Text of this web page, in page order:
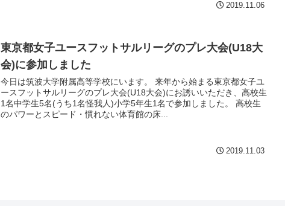
2019.11.06
東京都女子ユースフットサルリーグのプレ大会(U18大
会)に参加しました
今日は筑波大学附属高等学校にいます。 来年から始まる東京都女子ユ
ースフットサルリーグのプレ大会(U18大会)にお誘いいただき、高校生
1名中学生5名(うち1名怪我人)小学5年生1名で参加しました。 高校生
のパワーとスピード・慣れない体育館の床...
2019.11.03